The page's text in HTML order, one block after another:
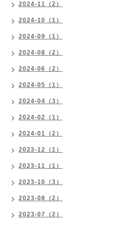
2024-11（2）
2024-10（1）
2024-09（1）
2024-08（2）
2024-06（2）
2024-05（1）
2024-04（3）
2024-02（1）
2024-01（2）
2023-12（1）
2023-11（1）
2023-10（3）
2023-08（2）
2023-07（2）